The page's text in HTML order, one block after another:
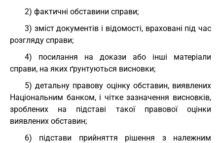
2) фактичні обставини справи;
3) зміст документів і відомості, враховані під час
розгляду справи;
4) посилання на докази або інші матеріали
справи, на яких ґрунтуються висновки;
5) детальну правову оцінку обставин, виявлених
Національним банком, і чітке зазначення висновків,
зроблених на підставі такої правової оцінки
виявлених обставин;
6) підстави прийняття рішення з належним